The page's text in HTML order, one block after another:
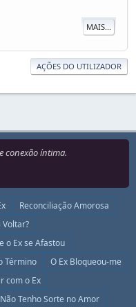
MAIS...
AÇÕES DO UTILIZADOR
conexão íntima.
Reconciliação Amorosa
Voltar?
o Ex se Afastou
Término
O Ex Bloqueou-me
com o Ex
Tenho Sorte no Amor